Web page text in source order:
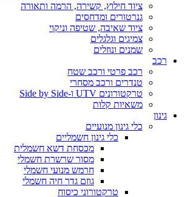
ציוד חילוץ, קשירה, הרמה ותאורה
גנרטורים ומדחסים
ציוד שאיבה, שטיפה וניקוי
צמיגים וגלגלים
שמנים ונוזלים
רכב
רכב פרטי ורכב שטח
טנדרים ורכב מסחרי
טרקטורונים UTV ו-Side by Side
משאיות קלות
גינון
כלי גינון מנועיים
כלי גינון חשמליים
מכסחת דשא חשמלית
מסור שרשרת חשמלי
חרמש מנועי חשמלי
גוזם גדר חיה חשמלי
טרקטורוני כיסוח